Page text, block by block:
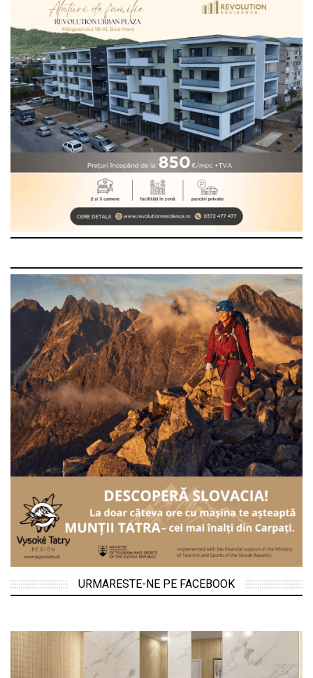
URMARESTE-NE PE FACEBOOK